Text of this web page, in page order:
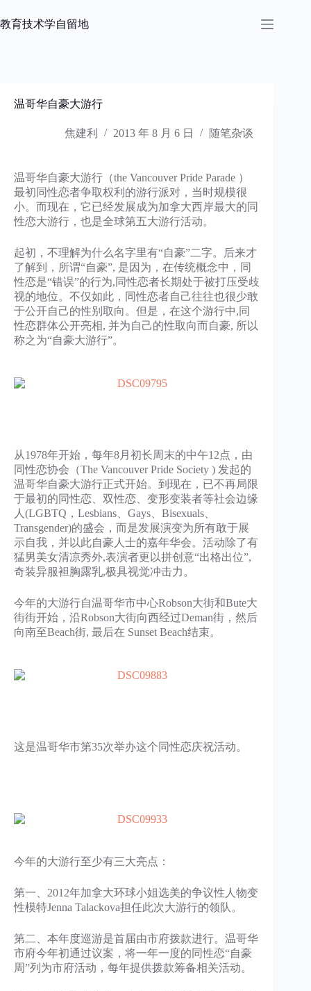
过
教育技术学自留地
温哥华自豪大游行
焦建利 2013 年 8 月 6 日 随笔杂谈
温哥华自豪大游行（the Vancouver Pride Parade ）
最初同性恋者争取权利的游行派对，当时规模很
小。而现在，它已经发展成为加拿大西岸最大的同
性恋大游行，也是全球第五大游行活动。
起初，不理解为什么名字里有“自豪”二字。后来才
了解到，所谓“自豪”, 是因为，在传统概念中，同
性恋是“错误”的行为,同性恋者长期处于被打压受歧
视的地位。不仅如此，同性恋者自己往往也很少敢
于公开自己的性别取向。但是，在这个游行中,同
性恋群体公开亮相, 并为自己的性取向而自豪, 所以
称之为“自豪大游行”。
从1978年开始，每年8月初长周末的中午12点，由
同性恋协会（The Vancouver Pride Society ) 发起的
温哥华自豪大游行正式开始。到现在，已不再局限
于最初的同性恋、双性恋、变形变装者等社会边缘
人(LGBTQ，Lesbians、Gays、Bisexuals、
Transgender)的盛会，而是发展演变为所有敢于展
示自我，并以此自豪人士的嘉年华会。活动除了有
猛男美女清凉秀外,表演者更以拼创意“出格出位”,
奇装异服袒胸露乳,极具视觉冲击力。
今年的大游行自温哥华市中心Robson大街和Bute大
街街开始，沿Robson大街向西经过Deman街，然后
向南至Beach街, 最后在 Sunset Beach结束。
这是温哥华市第35次举办这个同性恋庆祝活动。
今年的大游行至少有三大亮点：
第一、2012年加拿大环球小姐选美的争议性人物变
性模特Jenna Talackova担任此次大游行的领队。
第二、本年度巡游是首届由市府拨款进行。温哥华
市府今年初通过议案，将一年一度的同性恋“自豪
周”列为市府活动，每年提供拨款筹备相关活动。